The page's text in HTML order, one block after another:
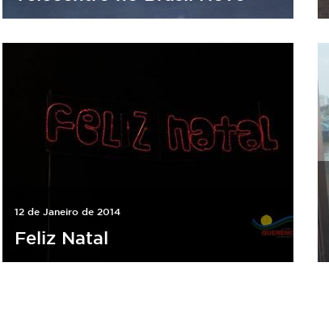
12 de Janeiro de 2014
Feliz Natal